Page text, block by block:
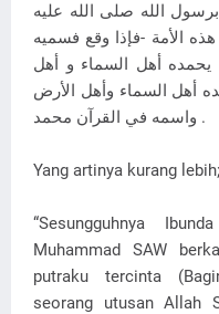
الله صلى الله عليه
الأمة -فإذا وقع فسميه
أهل السماء و أهل
أهل السماء وأهل الأرض
واسمه في القرآن محمد .
Yang artinya kurang lebih;
“Sesungguhnya
Muhammad SAW
putraku tercinta
seorang utusan Allah